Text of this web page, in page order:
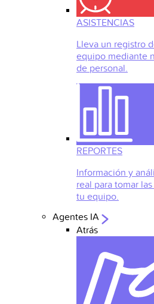
ASISTENCIAS
Lleva un registro
equipo mediante
de personal.
REPORTES
Información y
real para tomar
tu equipo.
Agentes IA
Atrás